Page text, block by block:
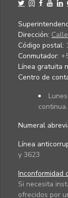
Dirección:
Código postal:
Conmutador:
Línea gratuita
Centro de
continua.
Numeral
Línea
y 3623
Inconformidad
Si necesita
ofrecidos por